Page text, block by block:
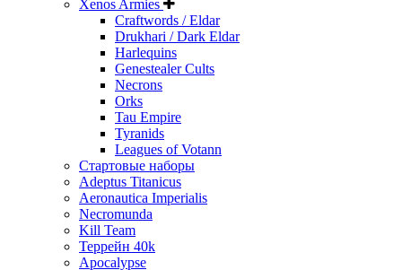
Xenos Armies
Craftwords / Eldar
Drukhari / Dark Eldar
Harlequins
Genestealer Cults
Necrons
Orks
Tau Empire
Tyranids
Leagues of Votann
Стартовые наборы
Adeptus Titanicus
Aeronautica Imperialis
Necromunda
Kill Team
Террейн 40k
Apocalypse